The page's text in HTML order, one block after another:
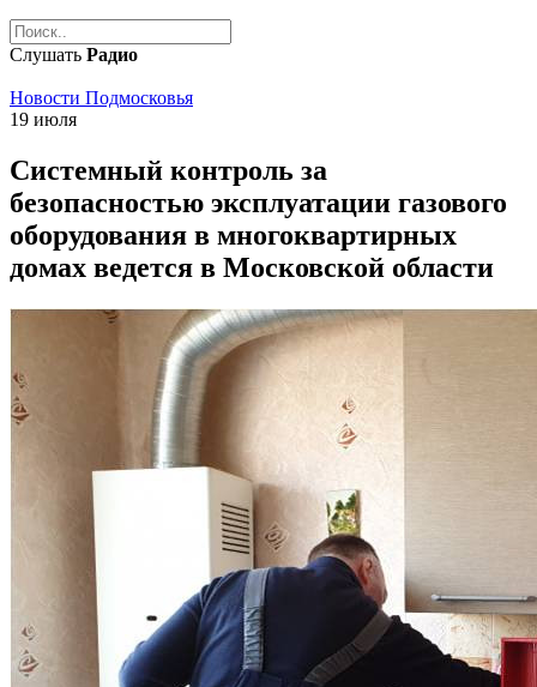
Слушать Радио
Новости Подмосковья
19 июля
Системный контроль за
безопасностью эксплуатации газового
оборудования в многоквартирных
домах ведется в Московской области